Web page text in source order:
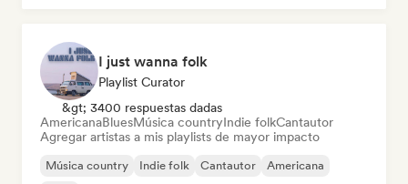
I just wanna folk
Playlist Curator
&gt; 3400 respuestas dadas
AmericanaBluesMúsica countryIndie folkCantautor
Agregar artistas a mis playlists de mayor impacto
Música country Indie folk Cantautor
Americana